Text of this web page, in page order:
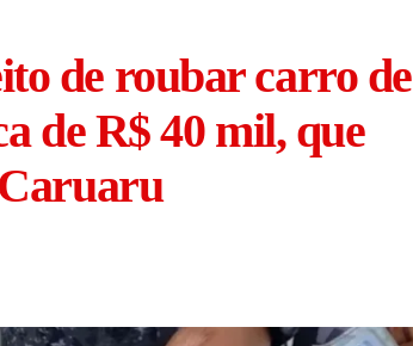
de roubar carro de
de R$ 40 mil, que